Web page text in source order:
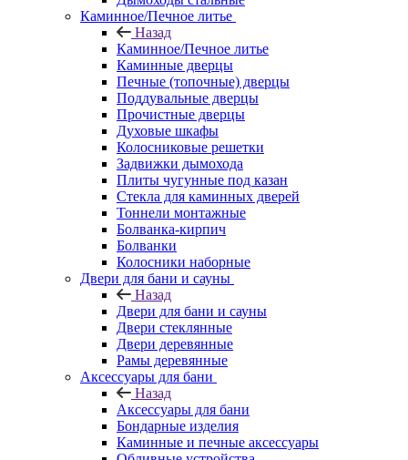
Каминное/Печное литье
Назад
Каминное/Печное литье
Каминные дверцы
Печные (топочные) дверцы
Поддувальные дверцы
Прочистные дверцы
Духовые шкафы
Колосниковые решетки
Задвижки дымохода
Плиты чугунные под казан
Стекла для каминных дверей
Тоннели монтажные
Болванка-кирпич
Болванки
Колосники наборные
Двери для бани и сауны
Назад
Двери для бани и сауны
Двери стеклянные
Двери деревянные
Рамы деревянные
Аксессуары для бани
Назад
Аксессуары для бани
Бондарные изделия
Каминные и печные аксессуары